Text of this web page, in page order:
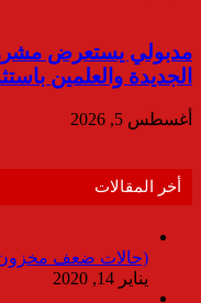
مدبولي يستعرض
الجديدة والعلمين باستثمارات 5.3
أغسطس 5, 2026
أخر المقالات
(حالات ضعف مخزون
يناير 14, 2020